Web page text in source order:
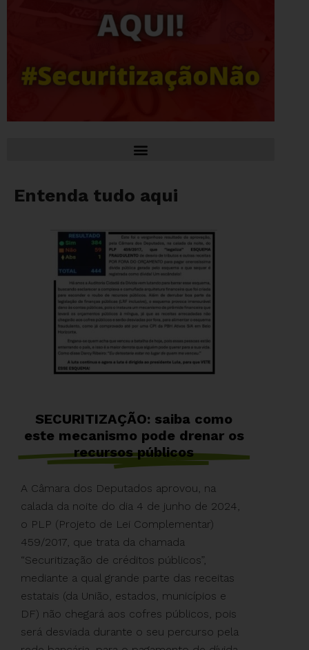
Entenda tudo aqui
SECURITIZAÇÃO: saiba como
este mecanismo pode drenar os
recursos públicos
A Câmara dos Deputados aprovou, na
calada da noite do dia 4 de junho de 2024,
o PLP (Projeto de Lei Complementar)
459/2017, que trata da chamada
“Securitização de créditos públicos”,
mediante a qual grande parte das receitas
estatais (da União, estados, municípios e
DF) não chegará aos cofres públicos, pois
será desviada durante o seu percurso pela